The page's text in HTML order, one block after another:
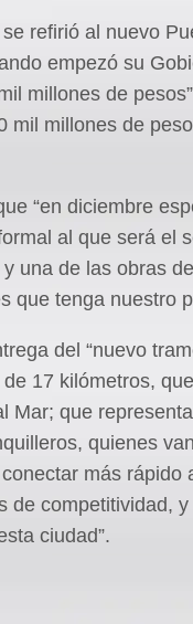
refirió al nuevo
empezó su
millones de
mil millones de
“en diciembre
al que será el
una de las obras de
que tenga nuestro
del “nuevo
17 kilómetros,
Mar; que
quienes
más rápido
de competitividad,
ciudad”.